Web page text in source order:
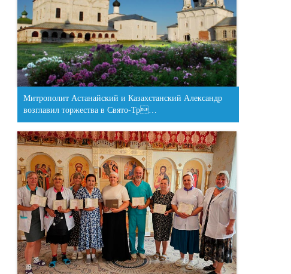
Митрополит Астанайский и Казахстанский Александр
возглавил торжества в Свято-Тр…